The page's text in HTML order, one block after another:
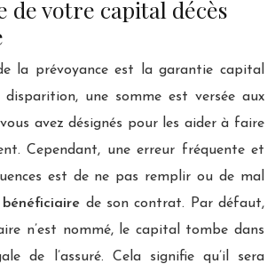
de votre capital décès
la prévoyance est la garantie capital
disparition, une somme est versée aux
avez désignés pour les aider à faire
Cependant, une erreur fréquente et
est de ne pas remplir ou de mal
bénéficiaire de son contrat. Par défaut,
n’est nommé, le capital tombe dans
de l’assuré. Cela signifie qu’il sera